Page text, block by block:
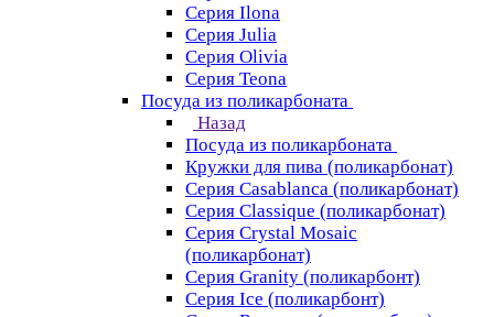
Серия Ilona
Серия Julia
Серия Olivia
Серия Teona
Посуда из поликарбоната
Назад
Посуда из поликарбоната
Кружки для пива (поликарбонат)
Серия Casablanсa (поликарбонат)
Серия Classique (поликарбонат)
Серия Crystal Mosaic
(поликарбонат)
Серия Granity (поликарбонт)
Серия Ice (поликарбонт)